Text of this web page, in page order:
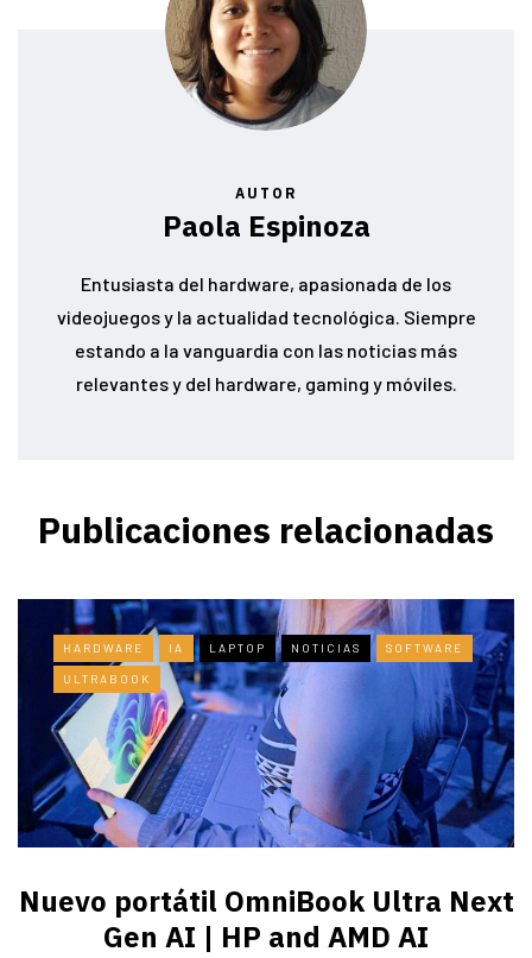
AUTOR
Paola Espinoza
Entusiasta del hardware, apasionada de los
videojuegos y la actualidad tecnológica. Siempre
estando a la vanguardia con las noticias más
relevantes y del hardware, gaming y móviles.
Publicaciones relacionadas
HARDWARE IA LAPTOP NOTICIAS SOFTWARE
ULTRABOOK
Nuevo portátil OmniBook Ultra ​Next
Gen AI | HP and AMD AI